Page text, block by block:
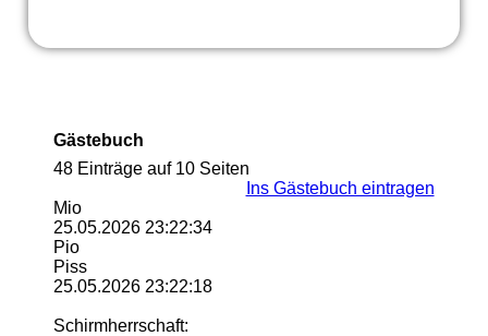
Gästebuch
48 Einträge auf 10 Seiten
Ins Gästebuch eintragen
Mio
25.05.2026 23:22:34
Pio
Piss
25.05.2026 23:22:18
Schirmherrschaft: